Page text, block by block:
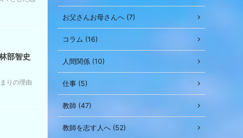
部智史
りの理由
矢
キ
を
っ
お父さんお母さんへ (7)
コラム (16)
人間関係 (10)
仕事 (5)
教師 (47)
教師を志す人へ (52)